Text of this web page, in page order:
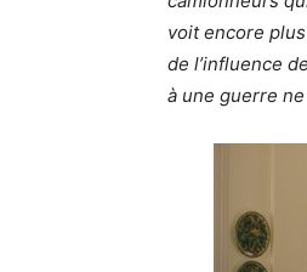
voit encore
de l’influence
à une guerre